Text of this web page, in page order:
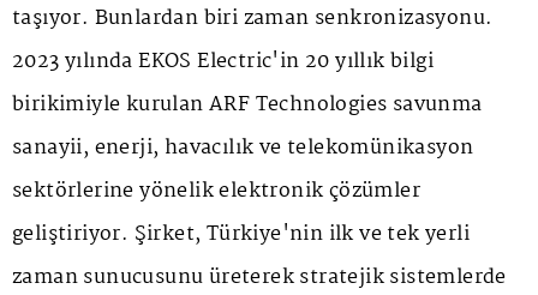
taşıyor. Bunlardan biri zaman senkronizasyonu.
2023 yılında EKOS Electric'in 20 yıllık bilgi
birikimiyle kurulan ARF Technologies savunma
sanayii, enerji, havacılık ve telekomünikasyon
sektörlerine yönelik elektronik çözümler
geliştiriyor. Şirket, Türkiye'nin ilk ve tek yerli
zaman sunucusunu üreterek stratejik sistemlerde